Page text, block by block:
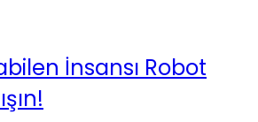
İnsansı Robot